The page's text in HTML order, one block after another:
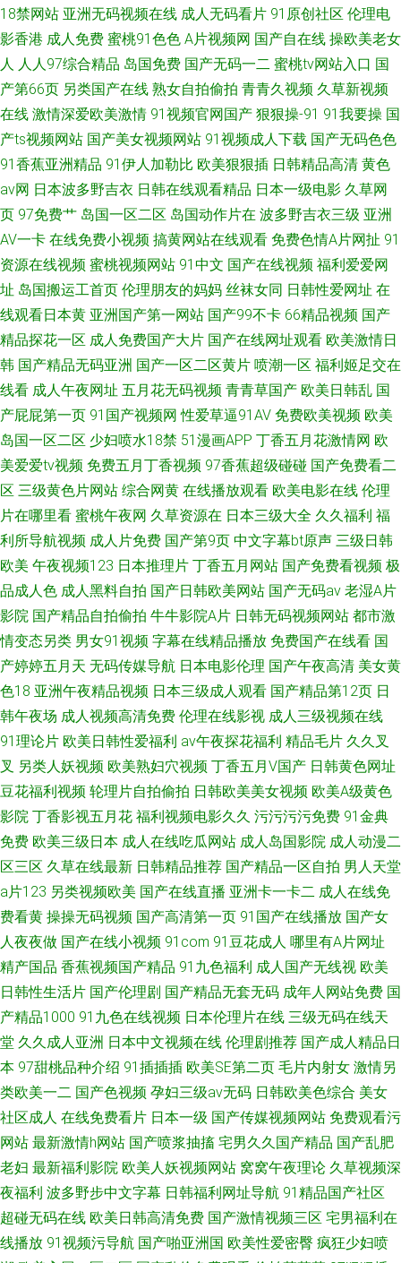
18禁网站 亚洲无码视频在线 成人无码看片 91原创社区 伦理电
影香港 成人免费 蜜桃91色色 A片视频网 国产自在线 操欧美老女
人 人人97综合精品 岛国免费 国产无码一二 蜜桃tv网站入口 国
产第66页 另类国产在线 熟女自拍偷拍 青青久视频 久草新视频
在线 激情深爱欧美激情 91视频官网国产 狠狠操-91 91我要操 国
产ts视频网站 国产美女视频网站 91视频成人下载 国产无码色色
91香蕉亚洲精品 91伊人加勒比 欧美狠狠插 日韩精品高清 黄色
av网 日本波多野吉衣 日韩在线观看精品 日本一级电影 久草网
页 97免费艹 岛国一区二区 岛国动作片在 波多野吉衣三级 亚洲
AV一卡 在线免费小视频 搞黄网站在线观看 免费色情A片网扯 91
资源在线视频 蜜桃视频网站 91中文 国产在线视频 福利爱爱网
址 岛国搬运工首页 伦理朋友的妈妈 丝袜女同 日韩性爱网址 在
线观看日本黄 亚洲国产第一网站 国产99不卡 66精品视频 国产
精品探花一区 成人免费国产大片 国产在线网址观看 欧美激情日
韩 国产精品无码亚洲 国产一区二区黄片 喷潮一区 福利姬足交在
线看 成人午夜网址 五月花无码视频 青青草国产 欧美日韩乱 国
产屁屁第一页 91国产视频网 性爱草逼91AV 免费欧美视频 欧美
岛国一区二区 少妇喷水18禁 51漫画APP 丁香五月花激情网 欧
美爱爱tv视频 免费五月丁香视频 97香蕉超级碰碰 国产免费看二
区 三级黄色片网站 综合网黄 在线播放观看 欧美电影在线 伦理
片在哪里看 蜜桃午夜网 久草资源在 日本三级大全 久久福利 福
利所导航视频 成人片免费 国产第9页 中文字幕bt原声 三级日韩
欧美 午夜视频123 日本推理片 丁香五月网站 国产免费看视频 极
品成人色 成人黑料自拍 国产日韩欧美网站 国产无码av 老湿A片
影院 国产精品自拍偷拍 牛牛影院A片 日韩无码视频网站 都市激
情变态另类 男女91视频 字幕在线精品播放 免费国产在线看 国
产婷婷五月天 无码传媒导航 日本电影伦理 国产午夜高清 美女黄
色18 亚洲午夜精品视频 日本三级成人观看 国产精品第12页 日
韩午夜场 成人视频高清免费 伦理在线影视 成人三级视频在线
91理论片 欧美日韩性爱福利 av午夜探花福利 精品毛片 久久叉
叉 另类人妖视频 欧美熟妇穴视频 丁香五月V国产 日韩黄色网址
豆花福利视频 轮理片自拍偷拍 日韩欧美美女视频 欧美A级黄色
影院 丁香影视五月花 福利视频电影久久 污污污污免费 91金典
免费 欧美三级日本 成人在线吃瓜网站 成人岛国影院 成人动漫二
区三区 久草在线最新 日韩精品推荐 国产精品一区自拍 男人天堂
a片123 另类视频欧美 国产在线直播 亚洲卡一卡二 成人在线免
费看黄 操操无码视频 国产高清第一页 91国产在线播放 国产女
人夜夜做 国产在线小视频 91com 91豆花成人 哪里有A片网址
精产国品 香蕉视频国产精品 91九色福利 成人国产无线视 欧美
日韩性生活片 国产伦理剧 国产精品无套无码 成年人网站免费 国
产精品1000 91九色在线视频 日本伦理片在线 三级无码在线天
堂 久久成人亚洲 日本中文视频在线 伦理剧推荐 国产成人精品日
本 97甜桃品种介绍 91插插插 欧美SE第二页 毛片内射女 激情另
类欧美一二 国产色视频 孕妇三级av无码 日韩欧美色综合 美女
社区成人 在线免费看片 日本一级 国产传媒视频网站 免费观看污
网站 最新激情h网站 国产喷浆抽搐 宅男久久国产精品 国产乱肥
老妇 最新福利影院 欧美人妖视频网站 窝窝午夜理论 久草视频深
夜福利 波多野步中文字幕 日韩福利网址导航 91精品国产社区
超碰无码在线 欧美日韩高清免费 国产激情视频三区 宅男福利在
线播放 91视频污导航 国产啪亚洲国 欧美性爱密臀 疯狂少妇喷